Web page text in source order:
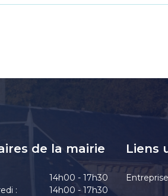
de la mairie
14h00 - 17h30
:
14h00 - 17h30
Liens